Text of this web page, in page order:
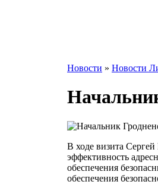
Новости » Новости
В ходе визита Сергей
эффективность
обеспечения
обеспечения